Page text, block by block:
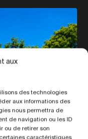
aux
des technologies
aux informations des
nous permettra de
de navigation ou les ID
ou de retirer son
caractéristiques